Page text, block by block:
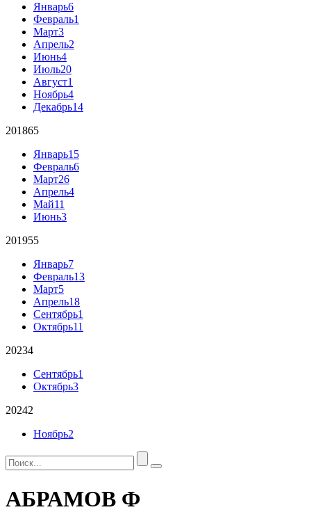
Январь6
Февраль1
Март3
Апрель2
Июнь4
Июль20
Август1
Ноябрь4
Декабрь14
201865
Январь15
Февраль6
Март26
Апрель4
Май11
Июнь3
201955
Январь7
Февраль13
Март5
Апрель18
Сентябрь1
Октябрь11
20234
Сентябрь1
Октябрь3
20242
Ноябрь2
АБРАМОВ Ф